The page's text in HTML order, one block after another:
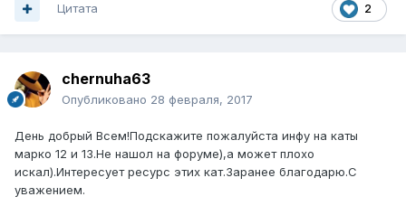
2
Цитата
chernuha63
Опубликовано 28 февраля, 2017
День добрый Всем!Подскажите пожалуйста инфу на каты
марко 12 и 13.Не нашол на форуме),а может плохо
искал).Интересует ресурс этих кат.Заранее благодарю.С
уважением.